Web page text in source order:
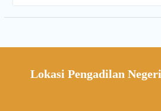
Lokasi Pengadilan